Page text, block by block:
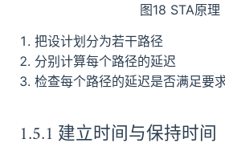
图18 STA原理
把设计划分为若干路径
分别计算每个路径的延迟
检查每个路径的延迟是否满足要
1.5.1 建立时间与保持时间